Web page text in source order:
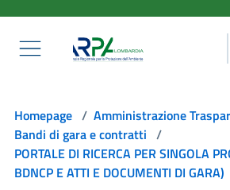
Homepage / Amministrazione
Bandi di gara e contratti /
PORTALE DI RICERCA PER SINGOLA
BDNCP E ATTI E DOCUMENTI DI GARA)